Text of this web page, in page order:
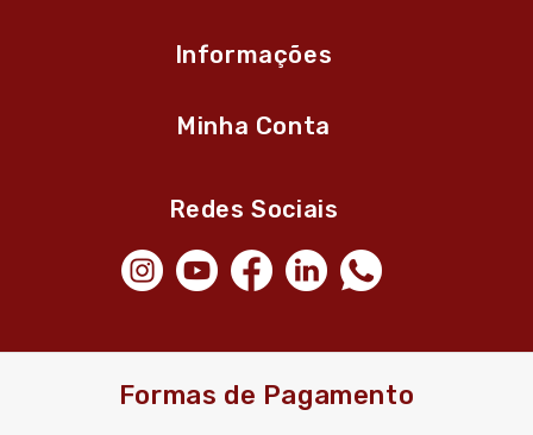
Informações
Minha Conta
Redes Sociais
Formas de Pagamento